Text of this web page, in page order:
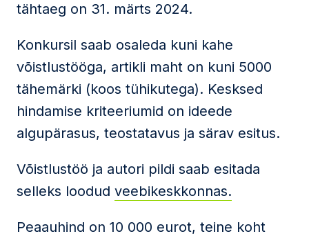
tähtaeg on 31. märts 2024.
Konkursil saab osaleda kuni kahe
võistlustööga, artikli maht on kuni 5000
tähemärki (koos tühikutega). Kesksed
hindamise kriteeriumid on ideede
algupärasus, teostatavus ja särav esitus.
Võistlustöö ja autori pildi saab esitada
selleks loodud veebikeskkonnas.
Peaauhind on 10 000 eurot, teine koht